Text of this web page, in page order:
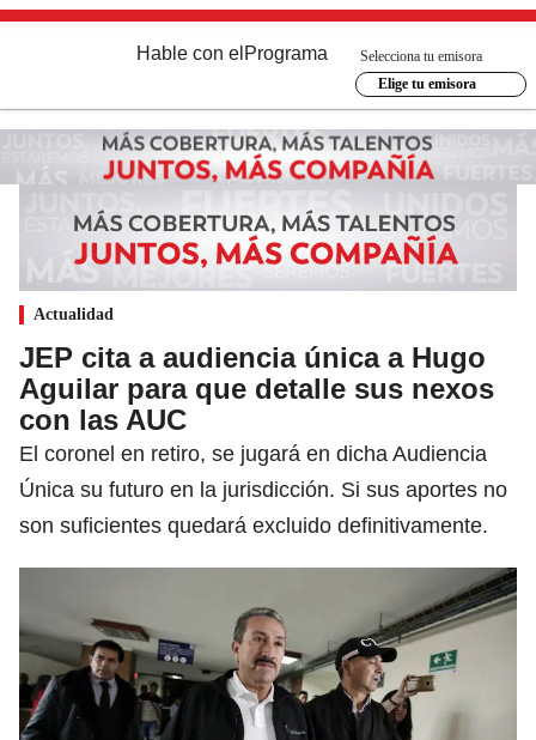
Hable con el Programa
Selecciona tu emisora
Elige tu emisora
Actualidad
JEP cita a audiencia única a Hugo
Aguilar para que detalle sus nexos
con las AUC
El coronel en retiro, se jugará en dicha Audiencia
Única su futuro en la jurisdicción. Si sus aportes no
son suficientes quedará excluido definitivamente.